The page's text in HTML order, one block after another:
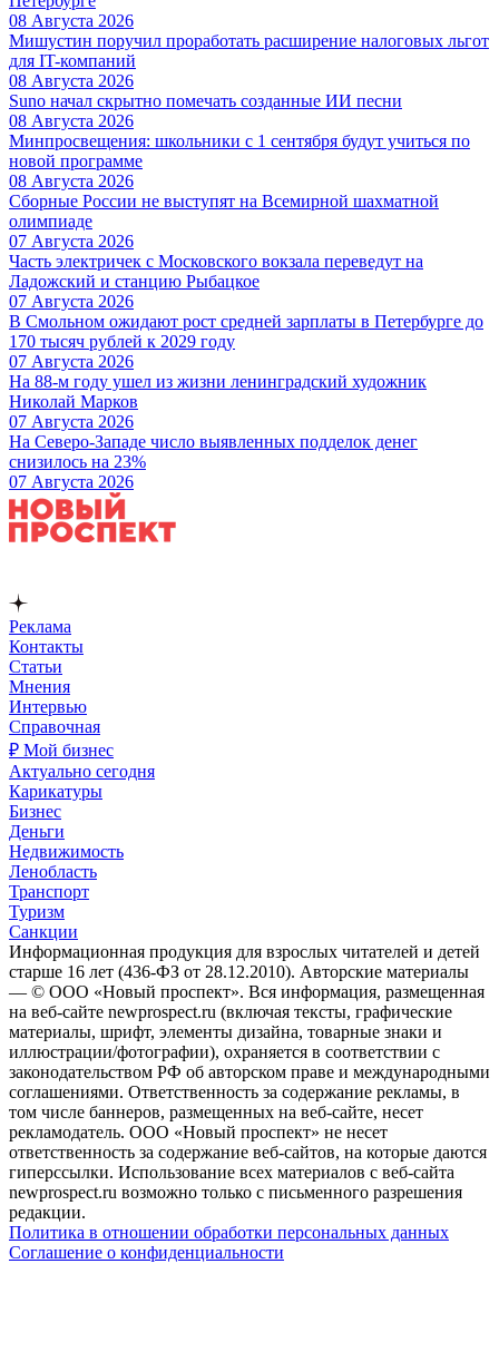
08 Августа 2026
Мишустин поручил проработать расширение налоговых льгот
для IT-компаний
08 Августа 2026
Suno начал скрытно помечать созданные ИИ песни
08 Августа 2026
Минпросвещения: школьники с 1 сентября будут учиться по
новой программе
08 Августа 2026
Сборные России не выступят на Всемирной шахматной
олимпиаде
07 Августа 2026
Часть электричек с Московского вокзала переведут на
Ладожский и станцию Рыбацкое
07 Августа 2026
В Смольном ожидают рост средней зарплаты в Петербурге до
170 тысяч рублей к 2029 году
07 Августа 2026
На 88-м году ушел из жизни ленинградский художник
Николай Марков
07 Августа 2026
На Северо-Западе число выявленных подделок денег
снизилось на 23%
07 Августа 2026
Реклама
Контакты
Статьи
Мнения
Интервью
Справочная
₽ Мой бизнес
Актуально сегодня
Карикатуры
Бизнес
Деньги
Недвижимость
Ленобласть
Транспорт
Туризм
Санкции
Информационная продукция для взрослых читателей и детей
старше 16 лет (436-ФЗ от 28.12.2010). Авторские материалы
— © ООО «Новый проспект». Вся информация, размещенная
на веб-сайте newprospect.ru (включая тексты, графические
материалы, шрифт, элементы дизайна, товарные знаки и
иллюстрации/фотографии), охраняется в соответствии с
законодательством РФ об авторском праве и международными
соглашениями. Ответственность за содержание рекламы, в
том числе баннеров, размещенных на веб-сайте, несет
рекламодатель. ООО «Новый проспект» не несет
ответственность за содержание веб-сайтов, на которые даются
гиперссылки. Использование всех материалов с веб-сайта
newprospect.ru возможно только с письменного разрешения
редакции.
Политика в отношении обработки персональных данных
Соглашение о конфиденциальности